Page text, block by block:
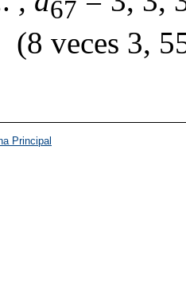
67
(8 veces 3,
Principal